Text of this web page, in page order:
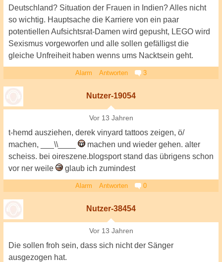
Deutschland? Situation der Frauen in Indien? Alles nicht
so wichtig. Hauptsache die Karriere von ein paar
potentiellen Aufsichtsrat-Damen wird gepusht, LEGO wird
Sexismus vorgeworfen und alle sollen gefälligst die
gleiche Unfreiheit haben wenns ums Nacktsein geht.
Alarm Antworten 3
Nutzer-19054
Vor 13 Jahren
t-hemd ausziehen, derek vinyard tattoos zeigen, ö/
machen, ___\\____
machen und wieder gehen. alter
scheiss. bei oireszene.blogsport stand das übrigens schon
vor ner weile
glaub ich zumindest
Alarm Antworten 0
Nutzer-38454
Vor 13 Jahren
Die sollen froh sein, dass sich nicht der Sänger
ausgezogen hat.